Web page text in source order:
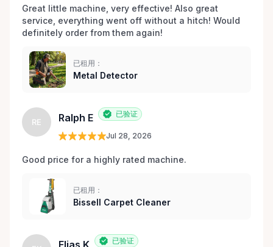
Great little machine, very effective! Also great
service, everything went off without a hitch! Would
definitely order from them again!
已租用：
Metal Detector
RE Ralph E 已验证
Jul 28, 2026
Good price for a highly rated machine.
已租用：
Bissell Carpet Cleaner
已验证